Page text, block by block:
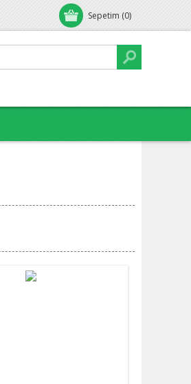
Sepetim (0)